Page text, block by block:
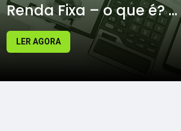
Renda Fixa – o que é? ...
LER AGORA